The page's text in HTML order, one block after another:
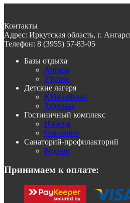
Контакты
Адрес: Иркутская область, г.
Телефон: 8 (3955) 57-83-05
Базы отдыха
Ангара
Утулик
Детские лагеря
Юбилейный
Здоровье
Гостиничный комплекс
Номера
Описание
Санаторий-профилакторий
Родник
Принимаем к оплате: